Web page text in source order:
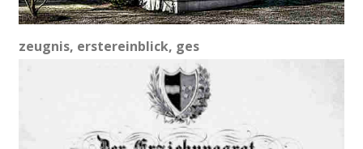
zeugnis, erstereinblick, ges